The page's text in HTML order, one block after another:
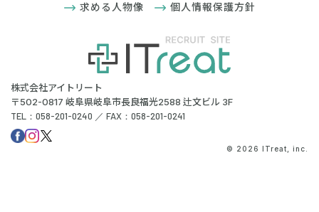
株式会社アイトリート
〒502-0817 岐阜県岐阜市長良福光2588 辻文ビル 3F
TEL：058-201-0240 ／ FAX：058-201-0241
求める人物像
個人情報保護方針
© 2026 ITreat, inc.